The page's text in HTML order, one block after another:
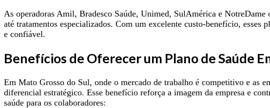
As operadoras Amil, Bradesco Saúde, Unimed, SulAmérica e
até tratamentos especializados. Com um excelente custo-benefício,
e confiável.
Benefícios de Oferecer um Plano de Saúde
Em Mato Grosso do Sul, onde o mercado de trabalho é competitivo e as
diferencial estratégico. Esse benefício reforça a imagem da empresa e
saúde para os colaboradores: